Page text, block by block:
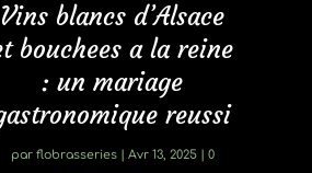
Vins blancs d’Alsace
bouchees a la reine
: un mariage
reussi
par flobrasseries| Avr 13, 2025| 0